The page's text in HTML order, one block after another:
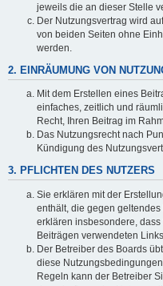
jeweils die an dieser Stelle
Der Nutzungsvertrag wird
von beiden Seiten ohne
werden.
2. EINRÄUMUNG VON
Mit dem Erstellen eines
einfaches, zeitlich und
Recht, Ihren Beitrag im
Das Nutzungsrecht nach
Kündigung des
3. PFLICHTEN DES NUTZERS
Sie erklären mit der
enthält, die gegen
erklären insbesondere,
Beiträgen verwendeten
Der Betreiber des Boards
diese
Regeln kann der Betreiber